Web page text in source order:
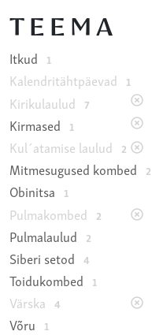
TEEMA
Itkud 1
Kalendritähtpäevad 1
Kirikulaulud 7
Kirmased 1
Kul´atamise laulud 2
Mitmesugused kombed 2
Obinitsa 1
Pulmakombed 2
Pulmalaulud 2
Siberi setod 4
Toidukombed 1
Värska 4
Võru 1